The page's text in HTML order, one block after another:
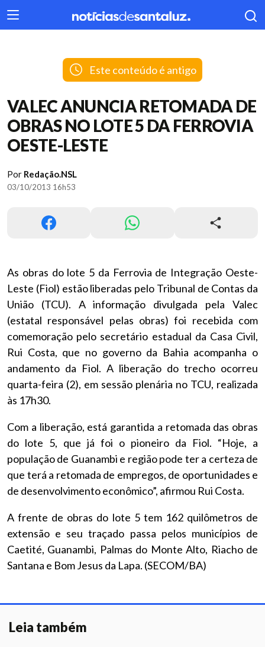
404
Este conteúdo é antigo
VALEC ANUNCIA RETOMADA DE
OBRAS NO LOTE 5 DA FERROVIA
OESTE-LESTE
Por Redação.NSL
03/10/2013 16h53
As obras do lote 5 da Ferrovia de Integração Oeste-
Leste (Fiol) estão liberadas pelo Tribunal de Contas da
União (TCU). A informação divulgada pela Valec
(estatal responsável pelas obras) foi recebida com
comemoração pelo secretário estadual da Casa Civil,
Rui Costa, que no governo da Bahia acompanha o
andamento da Fiol. A liberação do trecho ocorreu
quarta-feira (2), em sessão plenária no TCU, realizada
às 17h30.
Com a liberação, está garantida a retomada das obras
do lote 5, que já foi o pioneiro da Fiol. “Hoje, a
população de Guanambi e região pode ter a certeza de
que terá a retomada de empregos, de oportunidades e
de desenvolvimento econômico”, afirmou Rui Costa.
A frente de obras do lote 5 tem 162 quilômetros de
extensão e seu traçado passa pelos municípios de
Caetité, Guanambi, Palmas do Monte Alto, Riacho de
Santana e Bom Jesus da Lapa. (SECOM/BA)
Leia também